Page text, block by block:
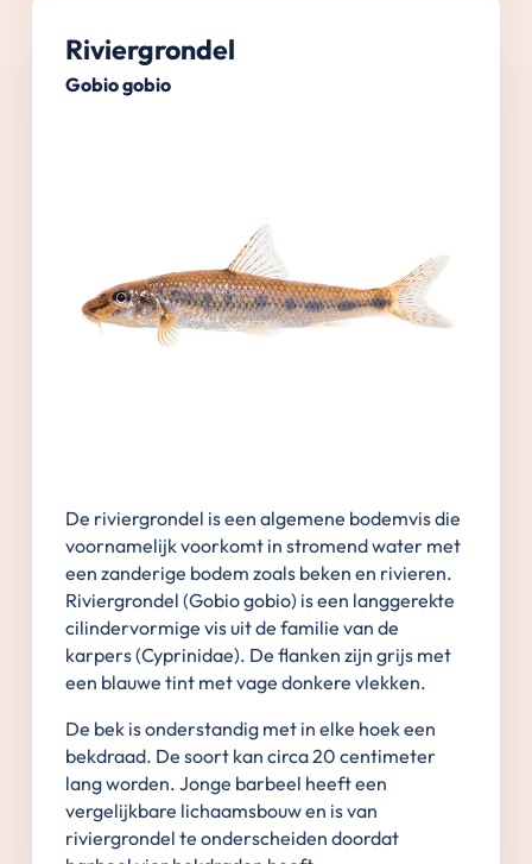
Riviergrondel
Gobio gobio
De riviergrondel is een algemene bodemvis die
voornamelijk voorkomt in stromend water met
een zanderige bodem zoals beken en rivieren.
Riviergrondel (Gobio gobio) is een langgerekte
cilindervormige vis uit de familie van de
karpers (Cyprinidae). De flanken zijn grijs met
een blauwe tint met vage donkere vlekken.
De bek is onderstandig met in elke hoek een
bekdraad. De soort kan circa 20 centimeter
lang worden. Jonge barbeel heeft een
vergelijkbare lichaamsbouw en is van
riviergrondel te onderscheiden doordat